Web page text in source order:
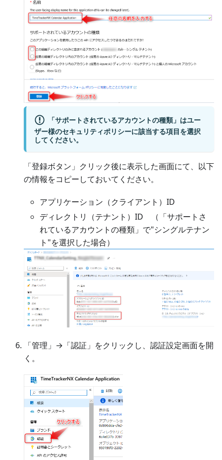
「サポートされているアカウントの種類」はユー
ザー様のセキュリティポリシーに該当する項目を選択
してください。
「登録ボタン」クリック後に表示した画面にて、以下
の情報をコピーしておいてください。
アプリケーション（クライアント）ID
ディレクトリ（テナント）ID （「サポートさ
れているアカウントの種類」で"シングルテナン
ト"を選択した場合）
「管理」→「認証」をクリックし、認証設定画面を開
く。